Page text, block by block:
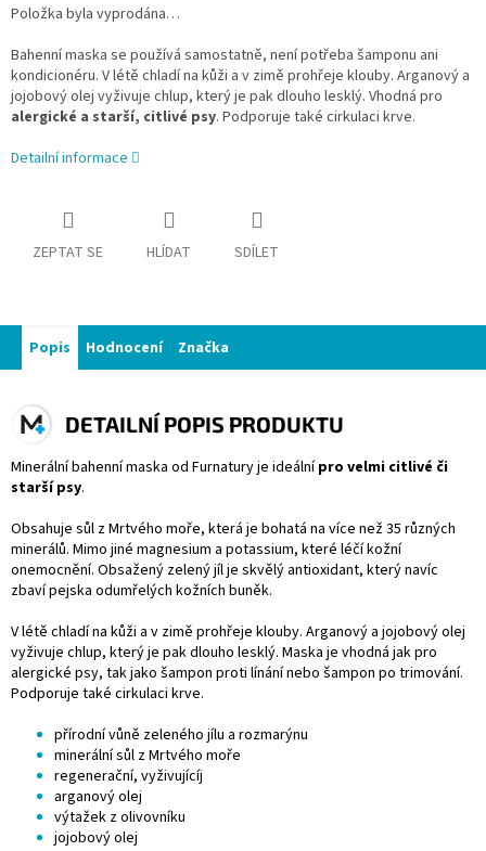
Položka byla vyprodána…
Bahenní maska se používá samostatně, není potřeba šamponu ani
kondicionéru. V létě chladí na kůži a v zimě prohřeje klouby. Arganový a
jojobový olej vyživuje chlup, který je pak dlouho lesklý. Vhodná pro
alergické a starší, citlivé psy. Podporuje také cirkulaci krve.
Detailní informace
ZEPTAT SE HLÍDAT SDÍLET
Popis Hodnocení Značka
DETAILNÍ POPIS PRODUKTU
Minerální bahenní maska od Furnatury je ideálnípro velmi citlivé či
starší psy.
Obsahuje sůl z Mrtvého moře, která je bohatá na více než 35 různých
minerálů. Mimo jiné magnesium a potassium, které léčí kožní
onemocnění. Obsažený zelený jíl je skvělý antioxidant, který navíc
zbaví pejska odumřelých kožních buněk.
V létě chladí na kůži a v zimě prohřeje klouby. Arganový a jojobový olej
vyživuje chlup, který je pak dlouho lesklý. Maska je vhodná jak pro
alergické psy, tak jako šampon proti línání nebo šampon po trimování.
Podporuje také cirkulaci krve.
přírodní vůně zeleného jílu a rozmarýnu
minerální sůl z Mrtvého moře
regenerační, vyživujícíj
arganový olej
výtažek z olivovníku
jojobový olej